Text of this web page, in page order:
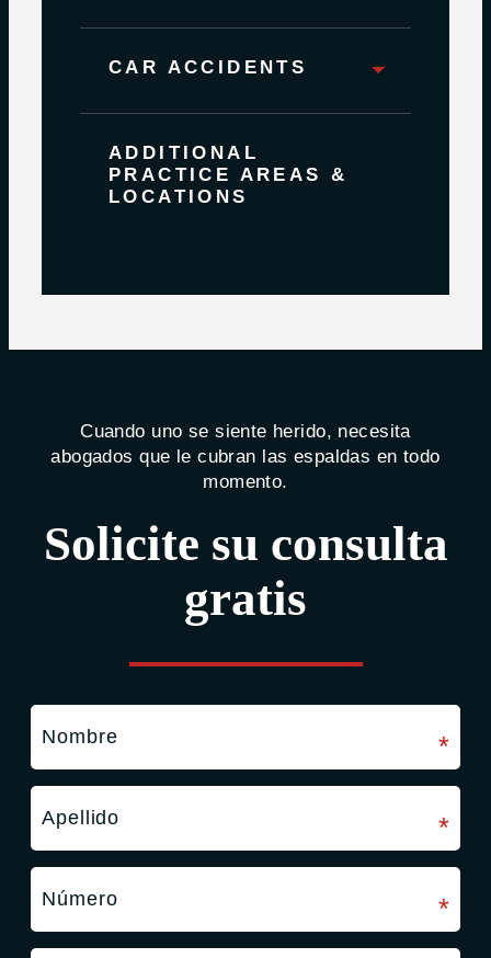
CAR ACCIDENTS
ADDITIONAL
PRACTICE AREAS &
LOCATIONS
Cuando uno se siente herido, necesita
abogados que le cubran las espaldas en todo
momento.
Solicite su consulta
gratis